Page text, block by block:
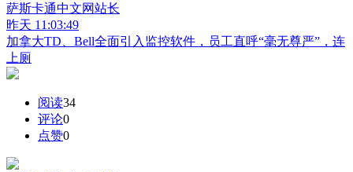
萨斯卡通中文网站长
昨天 11:03:49
加拿大TD、Bell全面引入监控软件，员工直呼“毫无尊严”，连
上厕
阅读34
评论0
点赞0